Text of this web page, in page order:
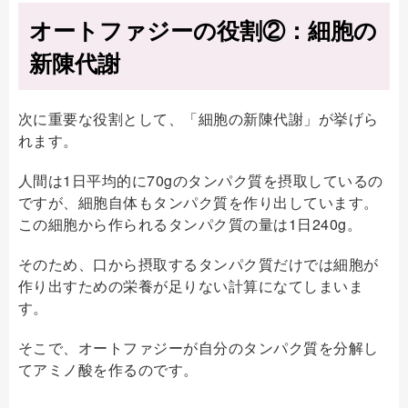
オートファジーの役割②：細胞の
新陳代謝
次に重要な役割として、「細胞の新陳代謝」が挙げら
れます。
人間は1日平均的に70gのタンパク質を摂取しているの
ですが、細胞自体もタンパク質を作り出しています。
この細胞から作られるタンパク質の量は1日240g。
そのため、口から摂取するタンパク質だけでは細胞が
作り出すための栄養が足りない計算になてしまいま
す。
そこで、オートファジーが自分のタンパク質を分解し
てアミノ酸を作るのです。